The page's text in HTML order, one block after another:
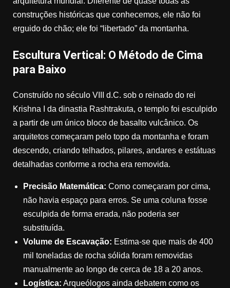
construções históricas que conhecemos, ele não foi
erguido do chão; ele foi “libertado” da montanha.
Escultura Vertical: O Método de Cima
para Baixo
Construído no século VIII d.C. sob o reinado do rei
Krishna I da dinastia Rashtrakuta, o templo foi esculpido
a partir de um único bloco de basalto vulcânico. Os
arquitetos começaram pelo topo da montanha e foram
descendo, criando telhados, pilares, andares e estátuas
detalhadas conforme a rocha era removida.
Precisão Matemática: Como começaram por cima,
não havia espaço para erros. Se uma coluna fosse
esculpida de forma errada, não poderia ser
substituída.
Volume de Escavação: Estima-se que mais de 400
mil toneladas de rocha sólida foram removidas
manualmente ao longo de cerca de 18 a 20 anos.
Logística: Arqueólogos ainda debatem como os